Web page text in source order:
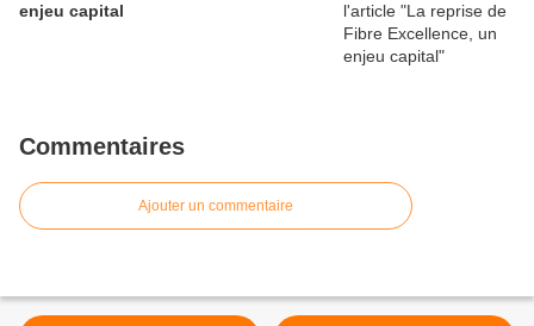
enjeu capital
Commentaires
Ajouter un commentaire